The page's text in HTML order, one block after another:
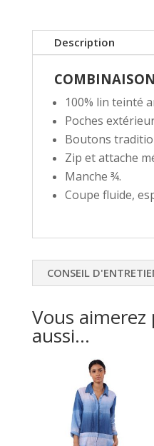
Description
100% lin teinté
Poches
Boutons
Zip et attache
Manche ¾.
Coupe fluide,
CONSEIL
Vous
aussi…